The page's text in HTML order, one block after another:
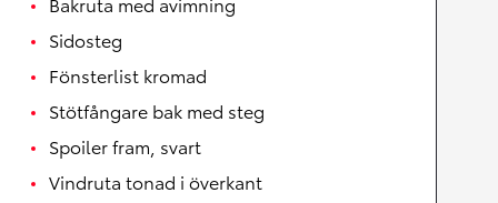
Sidosteg
Fönsterlist kromad
Stötfångare bak med steg
Spoiler fram, svart
Vindruta tonad i överkant